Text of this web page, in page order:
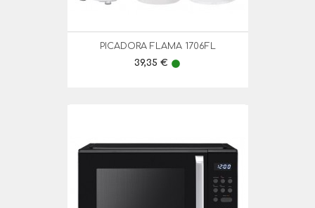
PICADORA FLAMA 1706FL
Preço
39,35 € lens